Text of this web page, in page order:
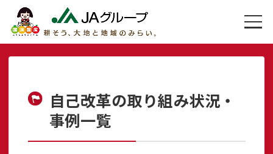
自己改革の取り組み状況・
事例一覧